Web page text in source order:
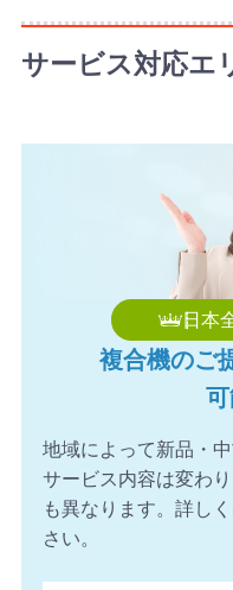
2026年8月8日 10:58
【福岡県】複合機
した。ありがとうござい
【和歌山県】複合機
せを頂きました。ありが
サービス対応エ
日本
複合機のご
地域によって新品・
サービス内容は変わ
も異なります。詳し
さい。